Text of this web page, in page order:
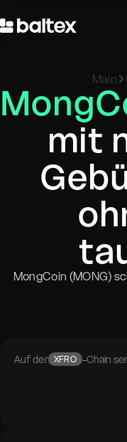
Main
mit
MongCoin (MONG)
Auf der XFRO -Chain